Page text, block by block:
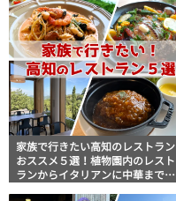
家族で行きたい高知のレストラン
おススメ５選！植物園内のレスト
ランからイタリアンに中華まで楽